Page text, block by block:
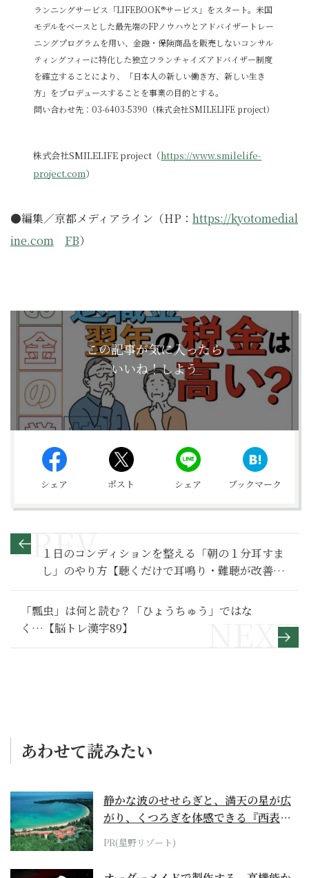
ランニングサービス「LIFEBOOK®サービス」をスタート。米国
モデルをベースとした最先端のFPノウハウとアドバイザートレー
ニングプログラムを用い、金融・保険商品を販売しないコンサル
ティングフィーに特化した独立フランチャイズアドバイザー制度
を確立することにより、「日本人の新しい働き方、新しい生き
方」をプロデュースすることを事業の目的とする。
問い合わせ先：03-6403-5390（株式会社SMILELIFE project）
株式会社SMILELIFE project（https://www.smilelife-
project.com）
●編集／京都メディアライン（HP： https://kyotomedial
ine.com
FB）
この記事が気に入ったら
いいね！しよう
シェア ポスト シェア ブックマーク
１日のコンディションを整える「朝の１分耳すま
し」のやり方【聴くだけで耳鳴り・難聴が改善す
る方法】３
「瓢虫」は何と読む？「ひょうちゅう」ではな
く…【脳トレ漢字89】
あわせて読みたい
静かな波のせせらぎと、満天の星が広
がり、くつろぎを体感できる『西表島
ホテル by...
PR(星野リゾート)